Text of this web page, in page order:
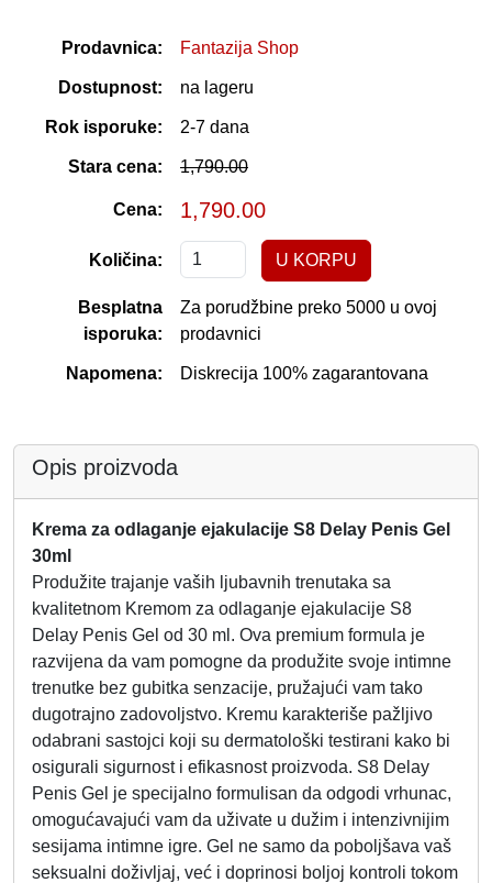
Prodavnica: Fantazija Shop
Dostupnost: na lageru
Rok isporuke: 2-7 dana
Stara cena: 1,790.00
Cena: 1,790.00
Količina:
Besplatna
isporuka:
Za porudžbine preko 5000 u ovoj
prodavnici
Napomena: Diskrecija 100% zagarantovana
Opis proizvoda
Krema za odlaganje ejakulacije S8 Delay Penis Gel
30ml
Produžite trajanje vaših ljubavnih trenutaka sa
kvalitetnom Kremom za odlaganje ejakulacije S8
Delay Penis Gel od 30 ml. Ova premium formula je
razvijena da vam pomogne da produžite svoje intimne
trenutke bez gubitka senzacije, pružajući vam tako
dugotrajno zadovoljstvo. Kremu karakteriše pažljivo
odabrani sastojci koji su dermatološki testirani kako bi
osigurali sigurnost i efikasnost proizvoda. S8 Delay
Penis Gel je specijalno formulisan da odgodi vrhunac,
omogućavajući vam da uživate u dužim i intenzivnijim
sesijama intimne igre. Gel ne samo da poboljšava vaš
seksualni doživljaj, već i doprinosi boljoj kontroli tokom